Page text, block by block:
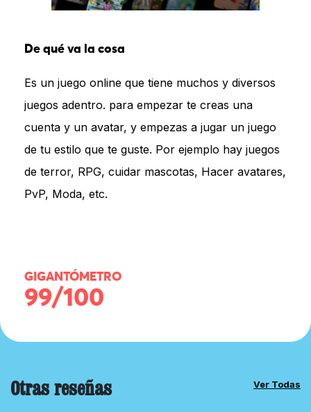
De qué va la cosa
Es un juego online que tiene muchos y diversos
juegos adentro. para empezar te creas una
cuenta y un avatar, y empezas a jugar un juego
de tu estilo que te guste. Por ejemplo hay juegos
de terror, RPG, cuidar mascotas, Hacer avatares,
PvP, Moda, etc.
GIGANTÓMETRO
99/100
Otras reseñas Ver Todas